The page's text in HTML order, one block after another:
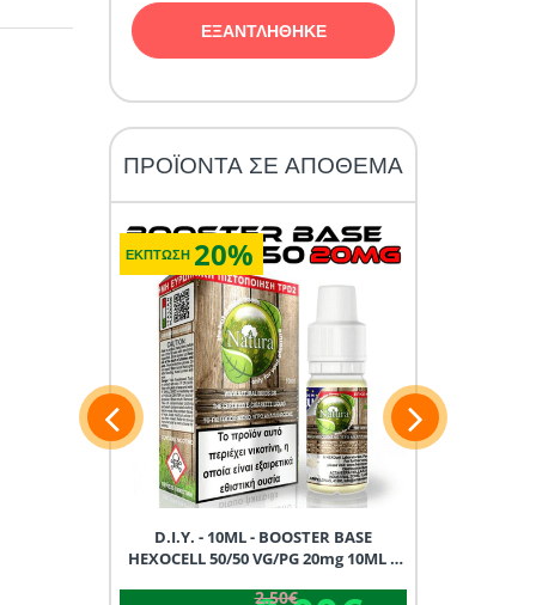
ΕΞΑΝΤΛΗΘΗΚΕ
ΠΡΟΪΟΝΤΑ ΣΕ ΑΠΟΘΕΜΑ
ΕΚΠΤΩΣΗ 20%
D.I.Y. - 10ML - BOOSTER BASE
HEXOCELL 50/50 VG/PG 20mg 10ML *
2.50€